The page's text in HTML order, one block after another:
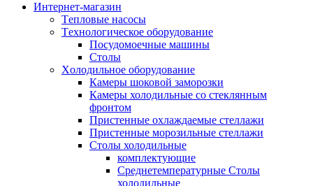
Интернет-магазин
Tепловые насосы
Tехнологическое оборудование
Посудомоечные машины
Столы
Xолодильное оборудование
Камеры шоковой заморозки
Камеры холодильные со стеклянным
фронтом
Пристенные охлаждаемые стеллажи
Пристенные морозильные стеллажи
Столы холодильные
комплектующие
Среднетемпературные Столы
холодильные